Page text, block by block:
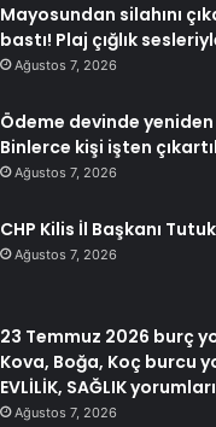
Mayosundan silahını
bastı! Plaj çığlık
Ağustos 7, 2026
Ödeme devinde
Binlerce kişi işten
Ağustos 7, 2026
CHP Kilis İl Başkanı
Ağustos 7, 2026
23 Temmuz 2026 burç
Kova, Boğa, Koç burcu
EVLİLİK, SAĞLIK
Ağustos 7, 2026